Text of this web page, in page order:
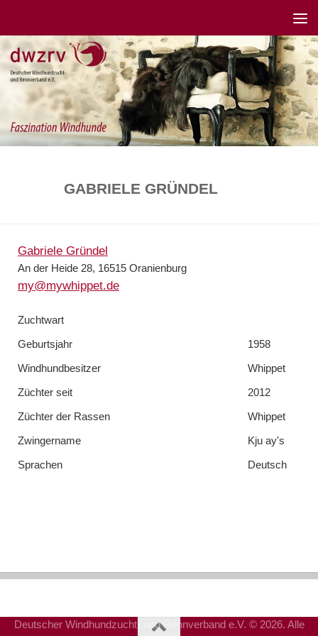
GABRIELE GRÜNDEL
Gabriele Gründel
An der Heide 28, 16515 Oranienburg
my@mywhippet.de
Zuchtwart
Geburtsjahr
1958
Windhundbesitzer
Whippet
Züchter seit
2012
Züchter der Rassen
Whippet
Zwingername
Kju ay's
Sprachen
Deutsch
Deutscher Windhundzucht- und Rennverband e.V. © 2026. Alle